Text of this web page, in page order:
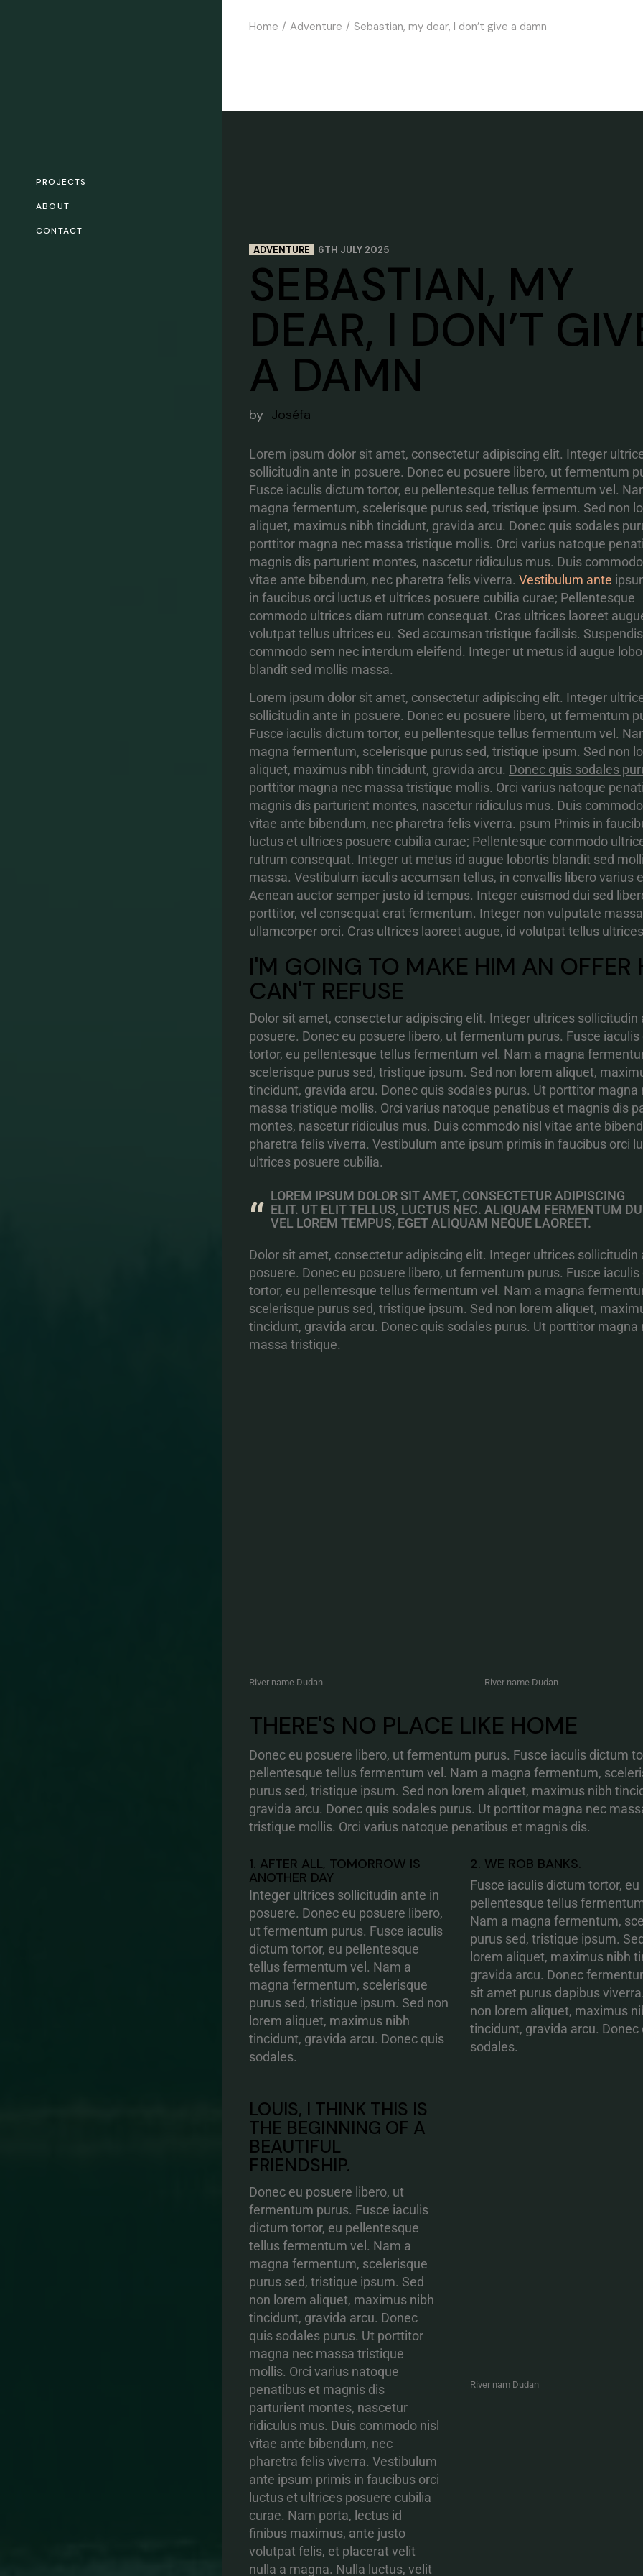
PROJECTS
ABOUT
CONTACT
Home Adventure Sebastian, my dear, I don’t give a damn
ADVENTURE 6TH JULY 2025
SEBASTIAN, MY
DEAR, I DON’T
A DAMN
by Joséfa
Lorem ipsum dolor sit amet, consectetur adipiscing elit. Integer
sollicitudin ante in posuere. Donec eu posuere libero, ut fermentum
Fusce iaculis dictum tortor, eu pellentesque tellus fermentum vel.
magna fermentum, scelerisque purus sed, tristique ipsum. Sed non
aliquet, maximus nibh tincidunt, gravida arcu. Donec quis sodales
porttitor magna nec massa tristique mollis. Orci varius natoque
magnis dis parturient montes, nascetur ridiculus mus. Duis commodo
vitae ante bibendum, nec pharetra felis viverra. Vestibulum ante
in faucibus orci luctus et ultrices posuere cubilia curae; Pellentesque
commodo ultrices diam rutrum consequat. Cras ultrices laoreet
volutpat tellus ultrices eu. Sed accumsan tristique facilisis.
commodo sem nec interdum eleifend. Integer ut metus id augue
blandit sed mollis massa.
Lorem ipsum dolor sit amet, consectetur adipiscing elit. Integer
sollicitudin ante in posuere. Donec eu posuere libero, ut fermentum
Fusce iaculis dictum tortor, eu pellentesque tellus fermentum vel.
magna fermentum, scelerisque purus sed, tristique ipsum. Sed non
aliquet, maximus nibh tincidunt, gravida arcu. Donec quis sodales
porttitor magna nec massa tristique mollis. Orci varius natoque
magnis dis parturient montes, nascetur ridiculus mus. Duis commodo
vitae ante bibendum, nec pharetra felis viverra. psum Primis in
luctus et ultrices posuere cubilia curae; Pellentesque commodo
rutrum consequat. Integer ut metus id augue lobortis blandit sed
massa. Vestibulum iaculis accumsan tellus, in convallis libero varius
Aenean auctor semper justo id tempus. Integer euismod dui sed
porttitor, vel consequat erat fermentum. Integer non vulputate
ullamcorper orci. Cras ultrices laoreet augue, id volutpat tellus
I'M GOING TO MAKE HIM AN OFFER
CAN'T REFUSE
Dolor sit amet, consectetur adipiscing elit. Integer ultrices sollicitudin
posuere. Donec eu posuere libero, ut fermentum purus. Fusce
tortor, eu pellentesque tellus fermentum vel. Nam a magna
scelerisque purus sed, tristique ipsum. Sed non lorem aliquet,
tincidunt, gravida arcu. Donec quis sodales purus. Ut porttitor magna
massa tristique mollis. Orci varius natoque penatibus et magnis dis
montes, nascetur ridiculus mus. Duis commodo nisl vitae ante
pharetra felis viverra. Vestibulum ante ipsum primis in faucibus orci
ultrices posuere cubilia.
LOREM IPSUM DOLOR SIT AMET, CONSECTETUR ADIPISCING
ELIT. UT ELIT TELLUS, LUCTUS NEC. ALIQUAM FERMENTUM
VEL LOREM TEMPUS, EGET ALIQUAM NEQUE LAOREET.
Dolor sit amet, consectetur adipiscing elit. Integer ultrices sollicitudin
posuere. Donec eu posuere libero, ut fermentum purus. Fusce
tortor, eu pellentesque tellus fermentum vel. Nam a magna
scelerisque purus sed, tristique ipsum. Sed non lorem aliquet,
tincidunt, gravida arcu. Donec quis sodales purus. Ut porttitor magna
massa tristique.
River name Dudan River name Dudan
THERE'S NO PLACE LIKE HOME
Donec eu posuere libero, ut fermentum purus. Fusce iaculis dictum
pellentesque tellus fermentum vel. Nam a magna fermentum,
purus sed, tristique ipsum. Sed non lorem aliquet, maximus nibh
gravida arcu. Donec quis sodales purus. Ut porttitor magna nec
tristique mollis. Orci varius natoque penatibus et magnis dis.
1. AFTER ALL, TOMORROW IS
ANOTHER DAY
Integer ultrices sollicitudin ante in
posuere. Donec eu posuere libero,
ut fermentum purus. Fusce iaculis
dictum tortor, eu pellentesque
tellus fermentum vel. Nam a
magna fermentum, scelerisque
purus sed, tristique ipsum. Sed non
lorem aliquet, maximus nibh
tincidunt, gravida arcu. Donec quis
sodales.
2. WE ROB BANKS.
Fusce iaculis dictum tortor, eu
pellentesque tellus
Nam a magna fermentum,
purus sed, tristique ipsum.
lorem aliquet, maximus nibh
gravida arcu. Donec
sit amet purus dapibus
non lorem aliquet, maximus
tincidunt, gravida arcu. Donec
sodales.
LOUIS, I THINK THIS IS
THE BEGINNING OF A
BEAUTIFUL
FRIENDSHIP.
Donec eu posuere libero, ut
fermentum purus. Fusce iaculis
dictum tortor, eu pellentesque
tellus fermentum vel. Nam a
magna fermentum, scelerisque
purus sed, tristique ipsum. Sed
non lorem aliquet, maximus nibh
tincidunt, gravida arcu. Donec
quis sodales purus. Ut porttitor
magna nec massa tristique
mollis. Orci varius natoque
penatibus et magnis dis
parturient montes, nascetur
ridiculus mus. Duis commodo nisl
vitae ante bibendum, nec
pharetra felis viverra. Vestibulum
ante ipsum primis in faucibus orci
luctus et ultrices posuere cubilia
curae. Nam porta, lectus id
finibus maximus, ante justo
volutpat felis, et placerat velit
nulla a magna. Nulla luctus, velit
River nam Dudan